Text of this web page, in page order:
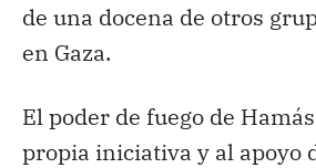
de una docena de otros
en Gaza.
El poder de fuego de
propia iniciativa y al apoyo